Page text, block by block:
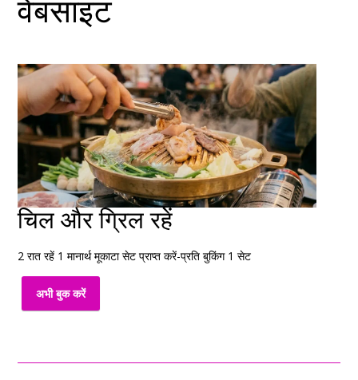
वेबसाइट
चिल और ग्रिल रहें
2 रात रहें 1 मानार्थ मूकाटा सेट प्राप्त करें-प्रति बुकिंग 1 सेट
अभी बुक करें